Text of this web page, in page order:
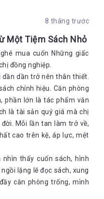
8 tháng trước
Một Tiệm Sách Nhỏ
mua cuốn Những giấc
đồng nghiệp.
dần trở nên thân thiết.
chính hiệu. Căn phòng
phần lớn là tác phẩm văn
là tài sản quý giá mà chị
Mỗi lần tan làm trở về,
cao trên kệ, áp lực, mệt
thấy cuốn sách, hình
lặng lẽ đọc sách, xung
căn phòng trống, mình